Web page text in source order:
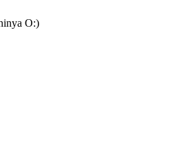
O:)